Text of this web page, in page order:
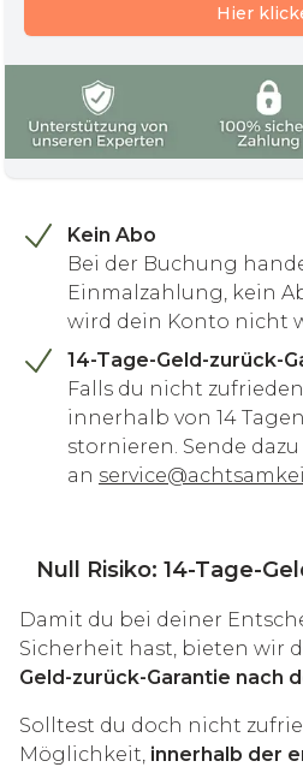
Hier
Kein Abo
Bei der Buchung
Einmalzahlung, kein
wird dein Konto nicht
14-Tage-Geld-zurück-
Falls du nicht
innerhalb von 14
stornieren. Sende
an
Null Risiko: 14-Tage-
Damit du bei deiner
Sicherheit hast, bieten wir
Geld-zurück-Garantie nach
Solltest du doch nicht
Möglichkeit, innerhalb der